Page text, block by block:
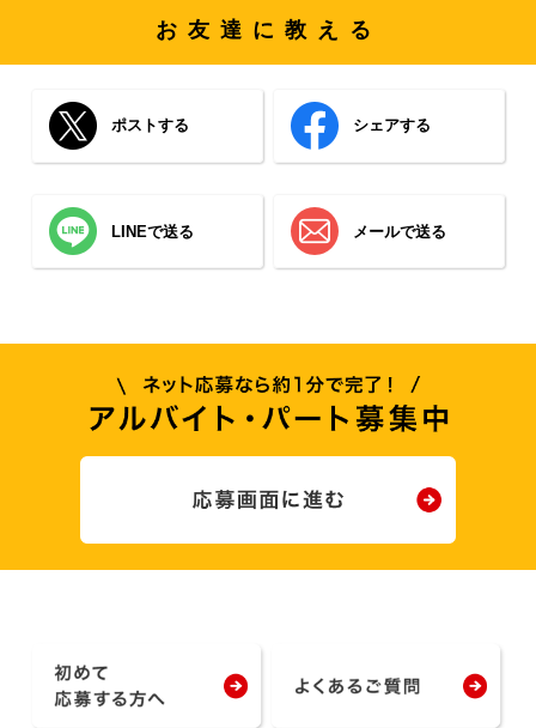
お友達に教える
ポストする シェアする
LINEで送る メールで送る